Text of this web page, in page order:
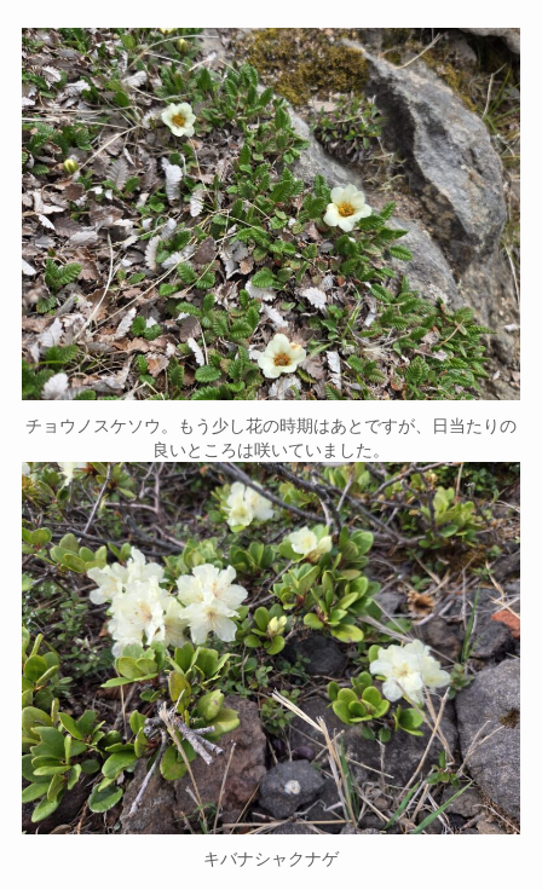
チョウノスケソウ。もう少し花の時期はあとですが、日当たりの
良いところは咲いていました。
キバナシャクナゲ